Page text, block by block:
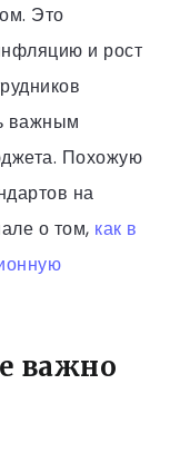
Это
и рост
важным
Похожую
на
о том, как в
важно